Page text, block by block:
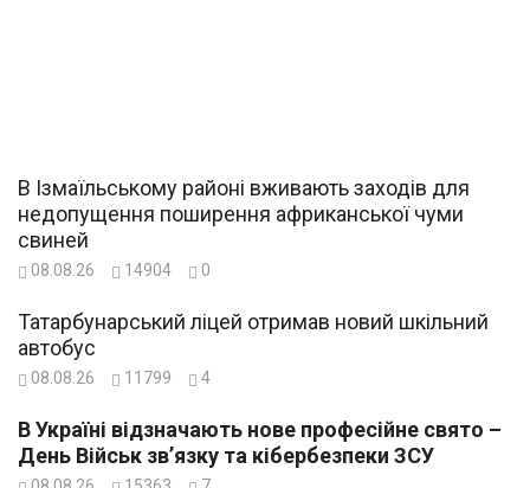
В Ізмаїльському районі вживають заходів для
недопущення поширення африканської чуми
свиней
08.08.26 14904 0
Татарбунарський ліцей отримав новий шкільний
автобус
08.08.26 11799 4
В Україні відзначають нове професійне свято –
День Військ зв’язку та кібербезпеки ЗСУ